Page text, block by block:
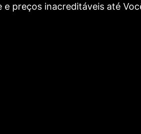
preços inacreditáveis até